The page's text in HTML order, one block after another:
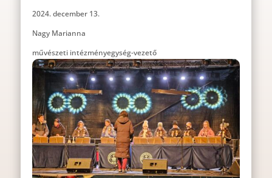
2024. december 13.
Nagy Marianna
művészeti intézményegység-vezető